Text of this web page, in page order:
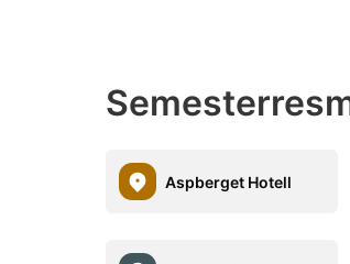
Aspberget Hotell